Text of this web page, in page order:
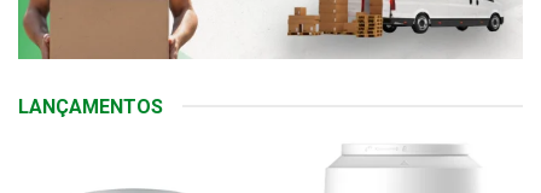
LANÇAMENTOS